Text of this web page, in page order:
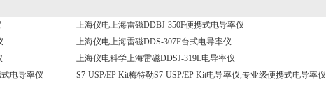
上海仪电上海雷磁DDBJ-350F便携式电导率仪
上海仪电上海雷磁DDS-307F台式电导率仪
上海仪电科学上海雷磁DDSJ-319L电导率仪
电导率仪
S7-USP/EP Kit梅特勒S7-USP/EP Kit电导率仪,专业级便携式电导率仪